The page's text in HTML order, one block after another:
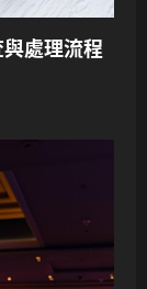
處理流程